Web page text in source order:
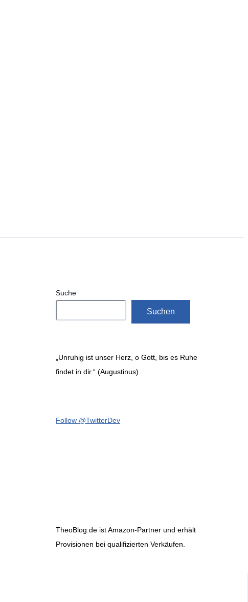
Suche
Suchen
„Unruhig ist unser Herz, o Gott, bis es Ruhe
findet in dir.“ (Augustinus)
Follow @TwitterDev
TheoBlog.de ist Amazon-Partner und erhält
Provisionen bei qualifizierten Verkäufen.